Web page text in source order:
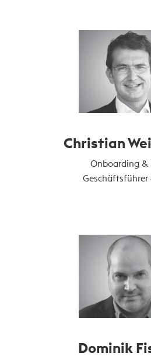
Christian
Onboarding &
Geschäftsführer
Dominik